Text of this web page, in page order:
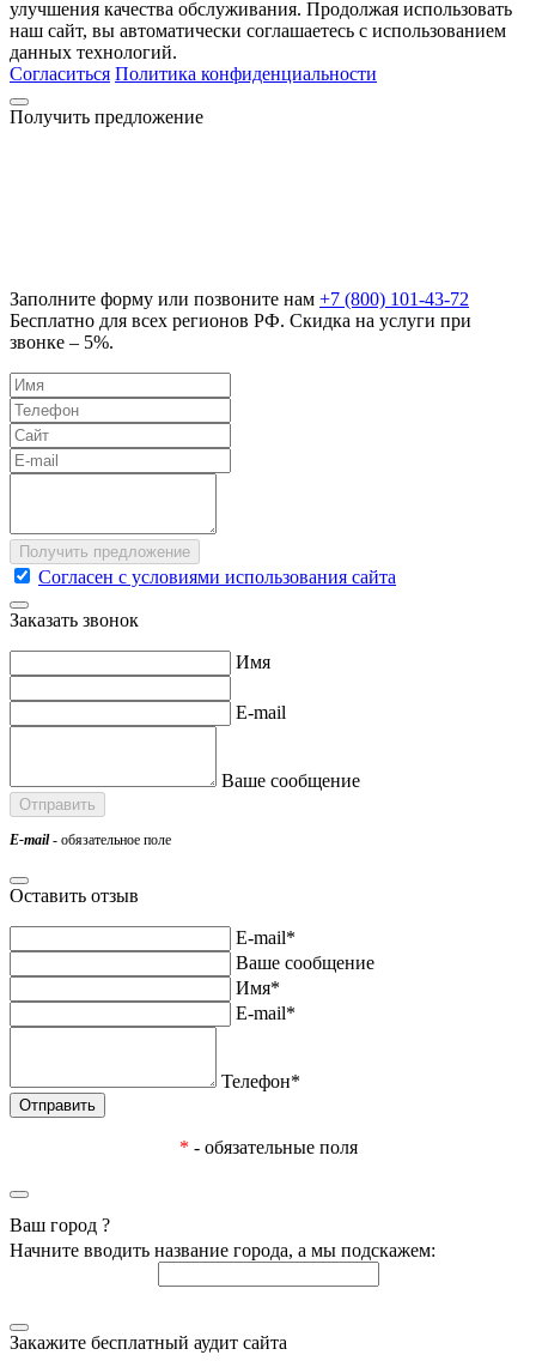
улучшения качества обслуживания. Продолжая использовать
наш сайт, вы автоматически соглашаетесь с использованием
данных технологий.
Согласиться Политика конфиденциальности
Получить предложение
Заполните форму или позвоните нам +7 (800) 101-43-72
Бесплатно для всех регионов РФ. Скидка на услуги при
звонке – 5%.
Согласен с условиями использования сайта
Заказать звонок
Имя
E-mail
Ваше сообщение
E-mail- обязательное поле
Оставить отзыв
E-mail*
Ваше сообщение
Имя*
E-mail*
Телефон*
* - обязательные поля
Ваш город ?
Начните вводить название города, а мы подскажем:
Закажите бесплатный аудит сайта